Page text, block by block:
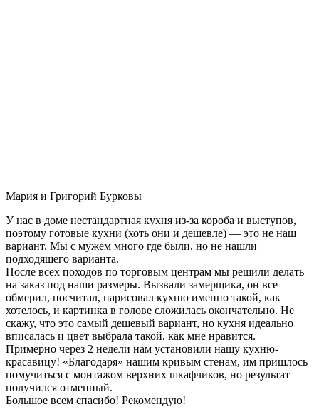
Мария и Григорий Бурковы
У нас в доме нестандартная кухня из-за короба и выступов,
поэтому готовые кухни (хоть они и дешевле) — это не наш
вариант. Мы с мужем много где были, но не нашли
подходящего варианта.
После всех походов по торговым центрам мы решили делать
на заказ под наши размеры. Вызвали замерщика, он все
обмерил, посчитал, нарисовал кухню именно такой, как
хотелось, и картинка в голове сложилась окончательно. Не
скажу, что это самый дешевый вариант, но кухня идеально
вписалась и цвет выбрала такой, как мне нравится.
Примерно через 2 недели нам установили нашу кухню-
красавицу! «Благодаря» нашим кривым стенам, им пришлось
помучиться с монтажом верхних шкафчиков, но результат
получился отменный.
Большое всем спасибо! Рекомендую!